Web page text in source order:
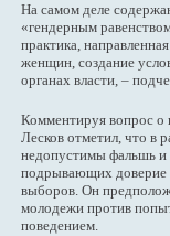
На самом деле
«гендерным
практика,
женщин, создание
органах власти, –
Комментируя вопрос о
Лесков отметил, что в
недопустимы фальшь и
подрывающих доверие
выборов. Он
молодежи против
поведением.